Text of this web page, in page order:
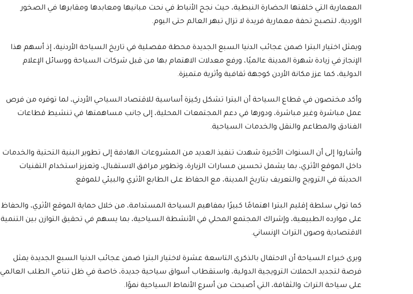
المعمارية التي خلفتها الحضارة النبطية، حيث نجح الأنباط في نحت مبانيها ومعابدها ومقابرها في الصخور
الوردية، لتصبح تحفة معمارية فريدة لا تزال تبهر العالم حتى اليوم.
ويمثل اختيار البترا ضمن عجائب الدنيا السبع الجديدة محطة مفصلية في تاريخ السياحة الأردنية، إذ أسهم هذا
الإنجاز في زيادة شهرة المدينة عالميًا، ورفع معدلات الاهتمام بها من قبل شركات السياحة ووسائل الإعلام
الدولية، كما عزز مكانة الأردن كوجهة ثقافية وأثرية متميزة.
وأكد مختصون في قطاع السياحة أن البترا تشكل ركيزة أساسية للاقتصاد السياحي الأردني، لما توفره من فرص
عمل مباشرة وغير مباشرة، ودورها في دعم المجتمعات المحلية، إلى جانب مساهمتها في تنشيط قطاعات
الفنادق والمطاعم والنقل والخدمات السياحية.
وأشاروا إلى أن السنوات الأخيرة شهدت تنفيذ العديد من المشروعات الهادفة إلى تطوير البنية التحتية والخدمات
داخل الموقع الأثري، بما يشمل تحسين مسارات الزيارة، وتطوير مرافق الاستقبال، وتعزيز استخدام التقنيات
الحديثة في الترويج والتعريف بتاريخ المدينة، مع الحفاظ على الطابع الأثري والبيئي للموقع.
كما تولي سلطة إقليم البترا اهتمامًا كبيرًا بمفاهيم السياحة المستدامة، من خلال حماية الموقع الأثري، والحفاظ
على موارده الطبيعية، وإشراك المجتمع المحلي في الأنشطة السياحية، بما يسهم في تحقيق التوازن بين التنمية
الاقتصادية وصون التراث الإنساني.
ويرى خبراء السياحة أن الاحتفال بالذكرى التاسعة عشرة لاختيار البترا ضمن عجائب الدنيا السبع الجديدة يمثل
فرصة لتجديد الحملات الترويجية الدولية، واستقطاب أسواق سياحية جديدة، خاصة في ظل تنامي الطلب العالمي
على سياحة التراث والثقافة، التي أصبحت من أسرع الأنماط السياحية نموًا.